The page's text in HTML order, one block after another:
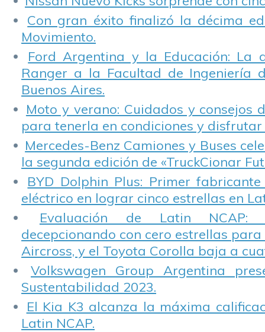
Con gran éxito finalizó la décima
Movimiento.
Ford Argentina y la Educación: La
Ranger a la Facultad de Ingeniería
Buenos Aires.
Moto y verano: Cuidados y consejos
para tenerla en condiciones y disfrutar
Mercedes-Benz Camiones y Buses
la segunda edición de «TruckCionar
BYD Dolphin Plus: Primer
eléctrico en lograr cinco estrellas en
Evaluación de Latin NCAP:
decepcionando con cero estrellas para
Aircross, y el Toyota Corolla baja a
Volkswagen Group Argentina
Sustentabilidad 2023.
El Kia K3 alcanza la máxima
Latin NCAP.